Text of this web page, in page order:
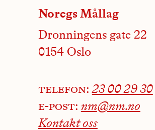
Noregs Mållag
Dronningens gate 22
0154 Oslo
telefon:23 00 29 30
e-post: nm@nm.no
Kontakt oss